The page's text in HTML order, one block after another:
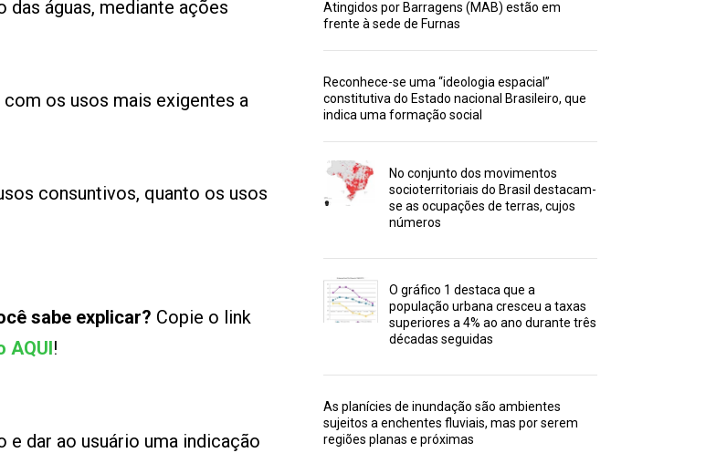
águas, mediante ações
os usos mais exigentes a
consuntivos, quanto os usos
sabe explicar? Copie o link
AQUI!
dar ao usuário uma indicação
Atingidos por Barragens (MAB) estão em
frente à sede de Furnas
Reconhece-se uma “ideologia espacial”
constitutiva do Estado nacional Brasileiro, que
indica uma formação social
No conjunto dos movimentos
socioterritoriais do Brasil destacam-
se as ocupações de terras, cujos
números
O gráfico 1 destaca que a
população urbana cresceu a taxas
superiores a 4% ao ano durante três
décadas seguidas
As planícies de inundação são ambientes
sujeitos a enchentes fluviais, mas por serem
regiões planas e próximas